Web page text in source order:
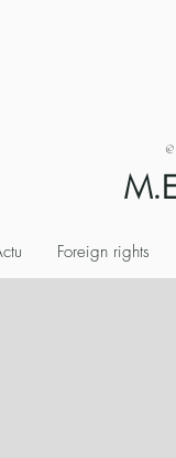
©
Foreign rights